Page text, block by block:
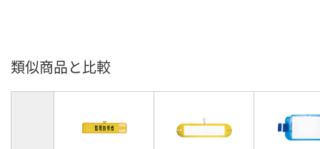
類似商品と比較